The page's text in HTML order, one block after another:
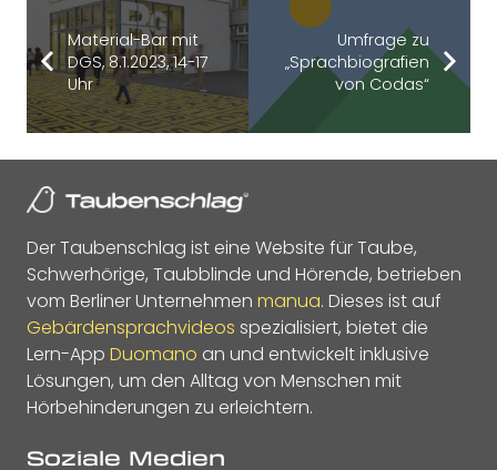
Material-Bar mit
DGS, 8.1.2023, 14-17
Uhr
Umfrage zu
„Sprachbiografien
von Codas“
Der Taubenschlag ist eine Website für Taube,
Schwerhörige, Taubblinde und Hörende, betrieben
vom Berliner Unternehmen manua. Dieses ist auf
Gebärdensprachvideos spezialisiert, bietet die
Lern-App Duomano an und entwickelt inklusive
Lösungen, um den Alltag von Menschen mit
Hörbehinderungen zu erleichtern.
Soziale Medien